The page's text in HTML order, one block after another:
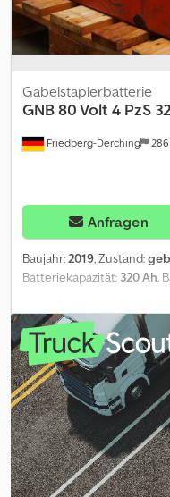
Friedberg-Derching
Gabelstaplerbatterie
GNB80 Volt 4 PzS
Anfragen
Baujahr:2019, Zustand:
Batteriekapazität: 320 Ah,
Volt 4 PzS 320 Ah,
Batteriemaße: 1025 x 708 x
Effizienz: 68 %,
Stahltrog DIN A, gefüllt
160A. Dkedpfx Aisztgrwjder